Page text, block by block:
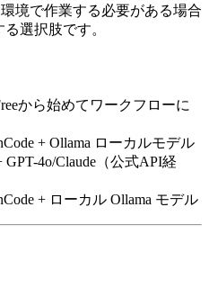
境で作業する必要がある場合
選択肢です。
から始めてワークフローに
+ Ollama ローカルモデル
GPT-4o/Claude（公式API経
+ ローカル Ollama モデル